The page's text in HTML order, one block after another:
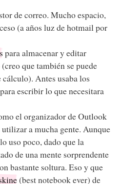
de correo. Mucho espacio,
(a años luz de hotmail por
para almacenar y editar
que también se puede
Antes usaba los
escribir lo que necesitara
el organizador de Outlook
a mucha gente. Aunque
uso poco, dado que la
de una mente sorprendente
bastante soltura. Eso y que
(best notebook ever) de